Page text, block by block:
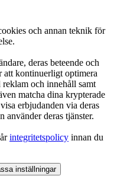
och annan teknik för
deras beteende och
att kontinuerligt optimera
reklam och innehåll samt
matcha dina krypterade
erbjudanden via deras
använder deras tjänster.
integritetspolicy innan du
inställningar